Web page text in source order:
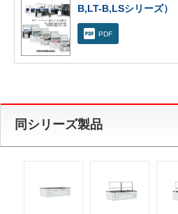
B,LT-B,LSシリーズ）
PDF
同シリーズ製品